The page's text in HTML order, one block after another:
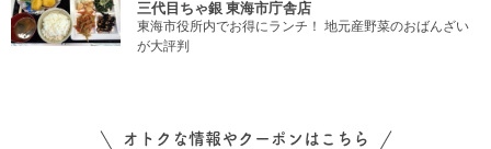
三代目ちゃ銀 東海市庁舎店
東海市役所内でお得にランチ！ 地元産野菜のおばんざい
が大評判
オトクな情報やクーポンはこちら